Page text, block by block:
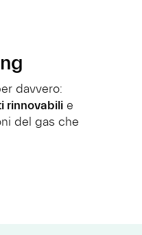
davvero:
rinnovabilie
del gas che